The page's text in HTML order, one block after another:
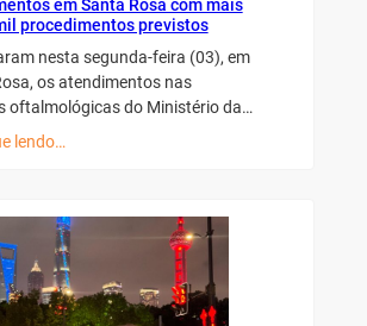
em Santa Rosa com mais
procedimentos previstos
nesta segunda-feira (03), em
os atendimentos nas
oftalmológicas do Ministério da…
lendo…